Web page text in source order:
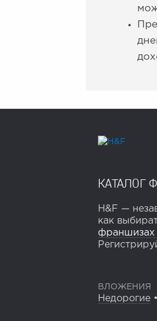
КАТАЛОГ
H&F —
как
франшизах
ВЛОЖЕНИЯ
Недорогие •